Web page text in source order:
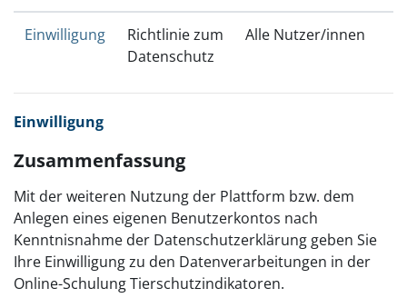
Einwilligung
Richtlinie zum
Datenschutz
Alle Nutzer/innen
Einwilligung
Zusammenfassung
Mit der weiteren Nutzung der Plattform bzw. dem
Anlegen eines eigenen Benutzerkontos nach
Kenntnisnahme der Datenschutzerklärung geben Sie
Ihre Einwilligung zu den Datenverarbeitungen in der
Online-Schulung Tierschutzindikatoren.